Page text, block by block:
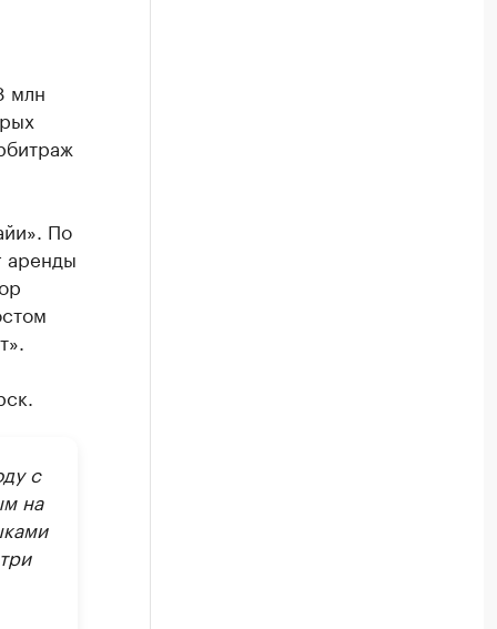
млн
По
аренды
с
на